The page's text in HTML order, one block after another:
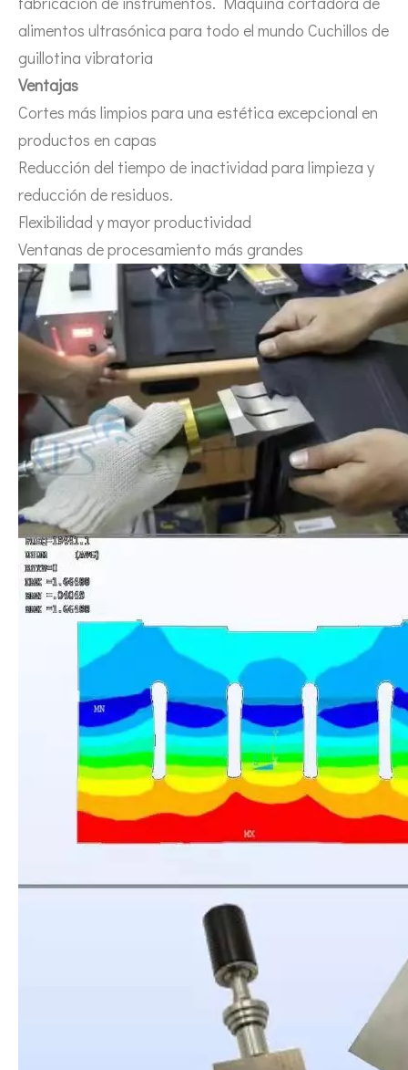
¿Cuál es el principio y la teoría de la máquina de soldadura de
El sistema de recubrimiento de pulverización ultrasónica es una
Tratamiento ultrasónico de metales fundidos
La aplicación de la ultrasónica en la industria de la costura refleja
alimentos ultrasónica para todo el mundo Cuchillos de
guillotina vibratoria
Ventajas
Cortes más limpios para una estética excepcional en
productos en capas
Reducción del tiempo de inactividad para limpieza y
reducción de residuos.
Flexibilidad y mayor productividad
Ventanas de procesamiento más grandes